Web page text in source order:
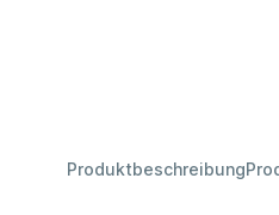
Produktbeschreibung